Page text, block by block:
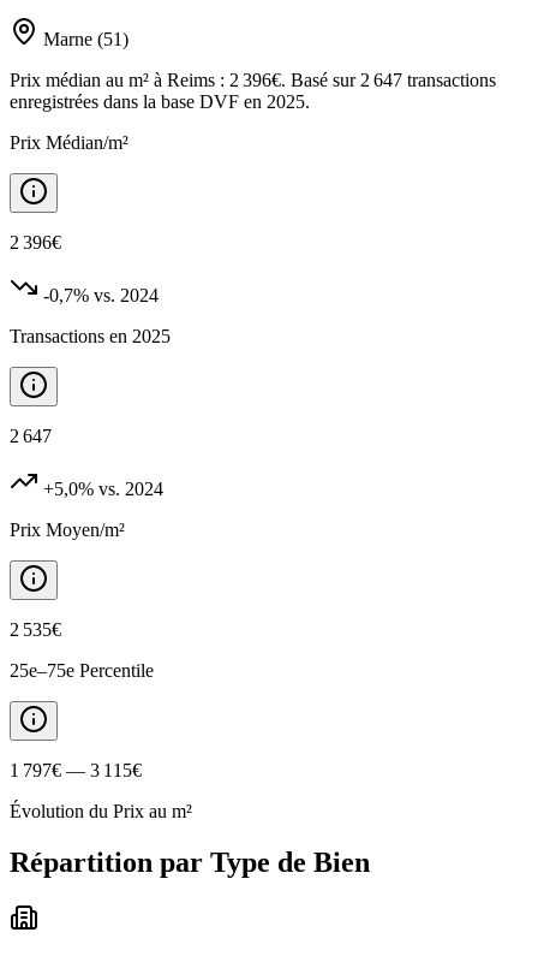
Marne (51)
Prix médian au m² à Reims : 2 396€. Basé sur 2 647 transactions
enregistrées dans la base DVF en 2025.
Prix Médian/m²
2 396€
-0,7% vs. 2024
Transactions en 2025
2 647
+5,0% vs. 2024
Prix Moyen/m²
2 535€
25e–75e Percentile
1 797€ — 3 115€
Évolution du Prix au m²
Répartition par Type de Bien